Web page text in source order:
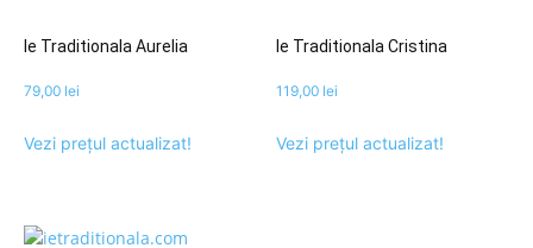
Ie Traditionala Aurelia
79,00 lei
Vezi prețul actualizat!
Ie Traditionala Cristina
119,00 lei
Vezi prețul actualizat!